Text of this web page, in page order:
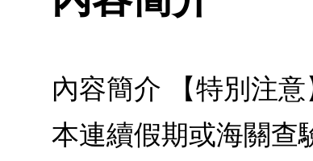
內容簡介 【特別注
本連續假期或海關查